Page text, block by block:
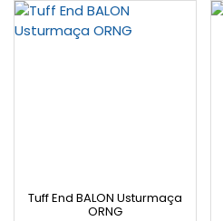
Tuff End BALON Usturmaça
ORNG